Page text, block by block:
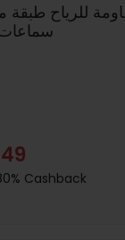
للرياح
Cashback